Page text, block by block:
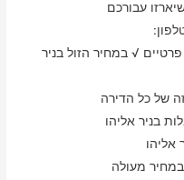
עבורכם
√ במחיר הזול בניר
של כל הדירה
בניר אליהו
אליהו
מעולה